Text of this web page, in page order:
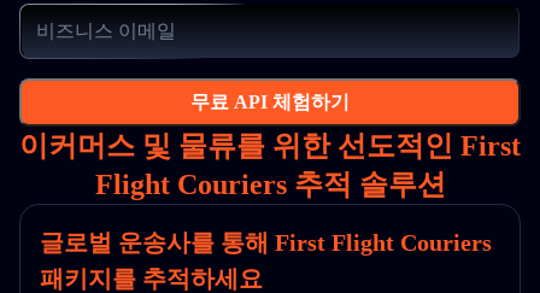
무료 API 체험하기
이커머스 및 물류를 위한 선도적인 First
Flight Couriers 추적 솔루션
글로벌 운송사를 통해 First Flight Couriers
패키지를 추적하세요